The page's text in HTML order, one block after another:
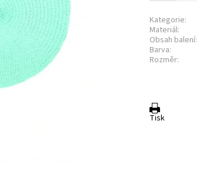
Kategorie:
Materiál:
Obsah balení:
Barva:
Rozměr:
Tisk